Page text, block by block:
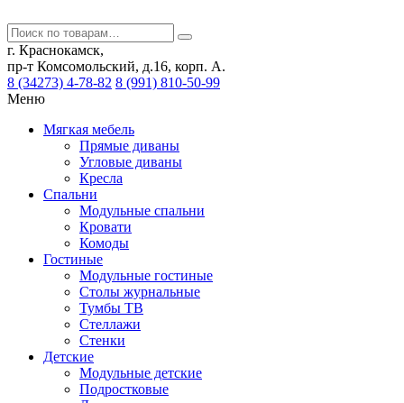
г. Краснокамск,
пр-т Комсомольский, д.16, корп. А.
8 (34273) 4-78-82 8 (991) 810-50-99
Меню
Мягкая мебель
Прямые диваны
Угловые диваны
Кресла
Спальни
Модульные спальни
Кровати
Комоды
Гостиные
Модульные гостиные
Столы журнальные
Тумбы ТВ
Стеллажи
Стенки
Детские
Модульные детские
Подростковые